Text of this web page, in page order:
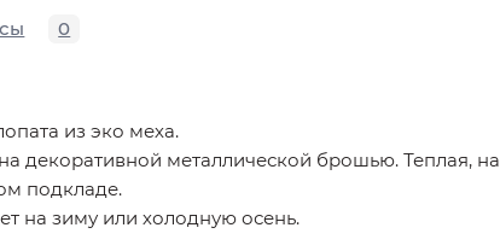
0
из эко меха.
декоративной металлической брошью. Теплая, на
подкладе.
на зиму или холодную осень.